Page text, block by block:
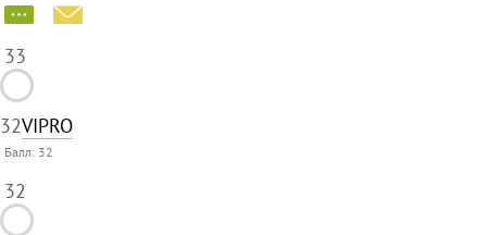
33
32VIPRO
Балл: 32
32